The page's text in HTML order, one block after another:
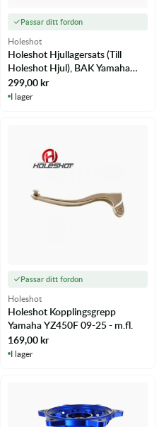
Passar ditt fordon
Holeshot
Holeshot Hjullagersats (Till
Holeshot Hjul), BAK Yamaha
YZ80 90-01 - m.fl.
299,00kr
I lager
Passar ditt fordon
Holeshot
Holeshot Kopplingsgrepp
Yamaha YZ450F 09-25 - m.fl.
169,00kr
I lager